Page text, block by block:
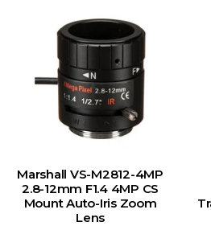
Marshall VS-M2812-4MP
2.8-12mm F1.4 4MP CS
Mount Auto-Iris Zoom
Lens